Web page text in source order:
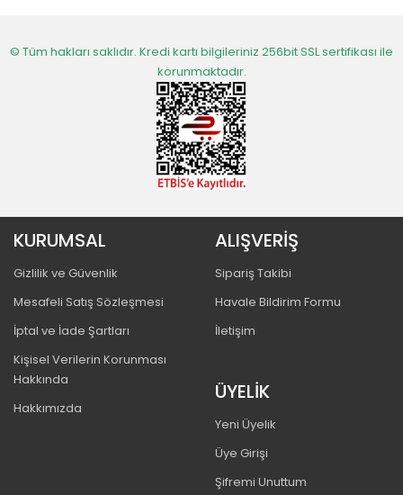
© Tüm hakları saklıdır. Kredi kartı bilgileriniz 256bit SSL sertifikası ile
korunmaktadır.
KURUMSAL
Gizlilik ve Güvenlik
Mesafeli Satış Sözleşmesi
İptal ve İade Şartları
Kişisel Verilerin Korunması
Hakkında
Hakkımızda
ALIŞVERİŞ
Sipariş Takibi
Havale Bildirim Formu
İletişim
ÜYELİK
Yeni Üyelik
Üye Girişi
Şifremi Unuttum